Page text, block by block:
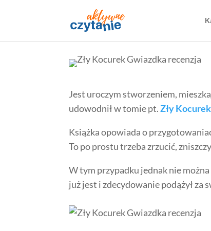
Jest uroczym stworzeniem,
udowodnił w tomie pt.Zły
Książka opowiada o
To po prostu trzeba zrzucić,
W tym przypadku jednak nie można
już jest i zdecydowanie podążył za